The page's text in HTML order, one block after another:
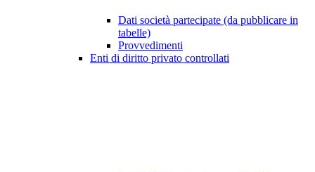
Dati società partecipate (da pubblicare in
tabelle)
Provvedimenti
Enti di diritto privato controllati